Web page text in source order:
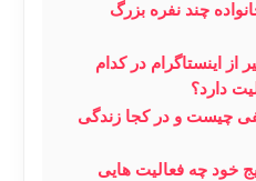
چند نفره بزرگ
اینستاگرام در کدام
دارد؟
چیست و در کجا زندگی
خود چه فعالیت هایی